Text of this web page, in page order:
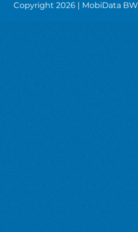
Copyright 2026 | MobiData BW